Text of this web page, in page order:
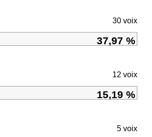
30 voix
37,97 %
12 voix
15,19 %
5 voix